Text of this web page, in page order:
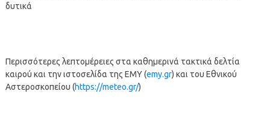
δυτικά
Περισσότερες λεπτομέρειες στα καθημερινά τακτικά δελτία
καιρού και την ιστοσελίδα της ΕΜΥ (emy.gr) και του Εθνικού
Αστεροσκοπείου (https://meteo.gr/)